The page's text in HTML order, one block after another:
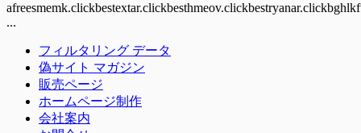
...
フィルタリング データ
偽サイト マガジン
販売ページ
ホームページ制作
会社案内